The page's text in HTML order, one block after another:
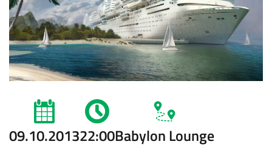
09.10.201322:00Babylon Lounge